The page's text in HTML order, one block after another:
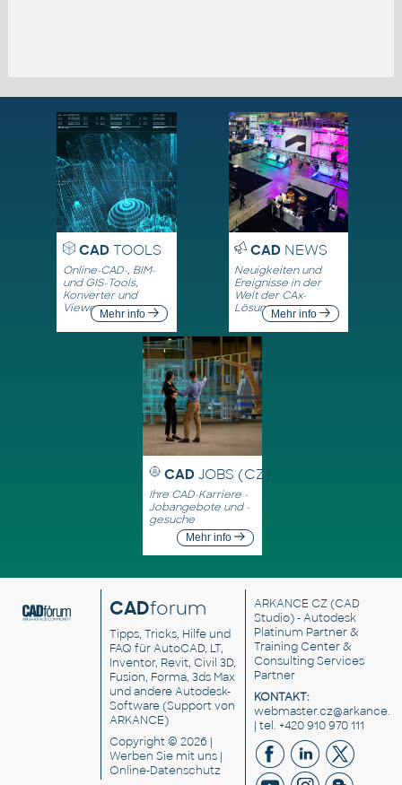
CADTOOLS
Online-CAD-, BIM-
und GIS-Tools,
Konverter und
ViewerMehr info
CADNEWS
Neuigkeiten und
Ereignisse in der
Welt der CAx-
LösungenMehr info
CAD JOBS (CZ)
Ihre CAD-Karriere -
Jobangebote und -
gesuche
Mehr info
CADforum
Tipps, Tricks, Hilfe und
FAQ für AutoCAD, LT,
Inventor, Revit, Civil 3D,
Fusion, Forma, 3ds Max
und andere Autodesk-
Software (Support von
ARKANCE)
Copyright © 2026 |
Werben Siemit uns |
Online-Datenschutz
ARKANCE CZ (CAD
Studio) - Autodesk
Platinum Partner &
Training Center &
Consulting Services
Partner
KONTAKT:
| tel. +420 910 970 111